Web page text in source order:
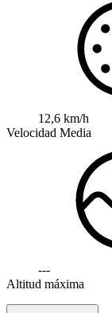
12,6 km/h
Velocidad Media
---
Altitud máxima